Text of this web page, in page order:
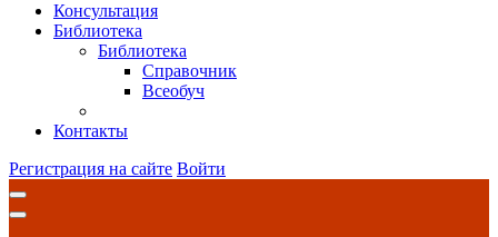
Консультация
Библиотека
Библиотека
Справочник
Всеобуч
Контакты
Регистрация на сайте Войти